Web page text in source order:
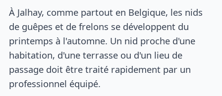
À Jalhay, comme partout en Belgique, les nids
de guêpes et de frelons se développent du
printemps à l'automne. Un nid proche d'une
habitation, d'une terrasse ou d'un lieu de
passage doit être traité rapidement par un
professionnel équipé.